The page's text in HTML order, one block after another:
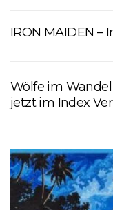
IRON MAIDEN –
Wölfe im Wandel
jetzt im Index